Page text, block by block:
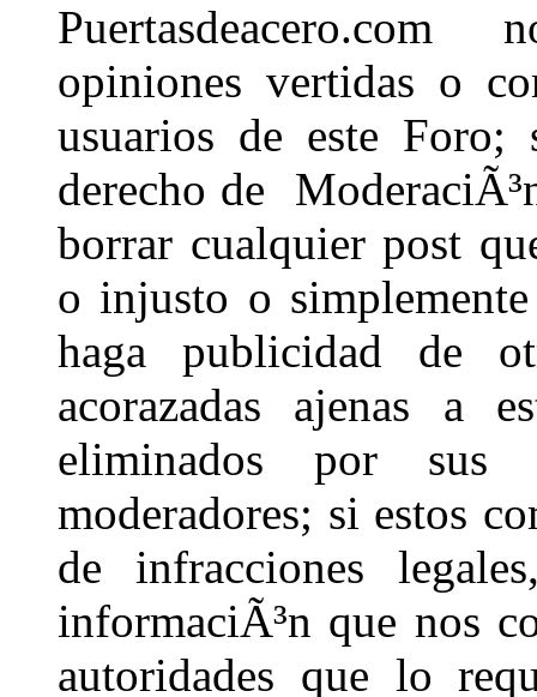
Puertasdeacero.com
opiniones vertidas o
usuarios de este Foro;
derecho de
borrar cualquier post
o injusto o
haga publicidad de
acorazadas ajenas a
eliminados por
moderadores; si estos
de infracciones
informaciÃ³n que nos
autoridades que lo